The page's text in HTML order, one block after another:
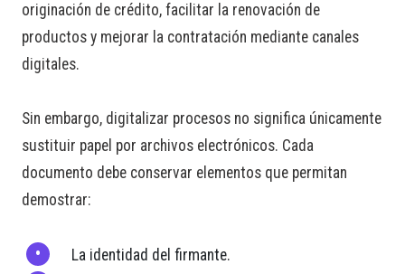
originación de crédito, facilitar la renovación de
productos y mejorar la contratación mediante canales
digitales.
Sin embargo, digitalizar procesos no significa únicamente
sustituir papel por archivos electrónicos. Cada
documento debe conservar elementos que permitan
demostrar:
La identidad del firmante.